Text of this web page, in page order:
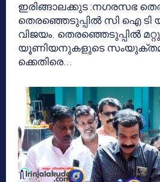
ഇരിങ്ങാലക്കുട :നഗരസഭ
തെരഞ്ഞെടുപ്പിൽ സി ഐ
വിജയം. തെരഞ്ഞെടുപ്പിൽ
യൂണിയനുകളുടെ
ക്കെതിരെ...